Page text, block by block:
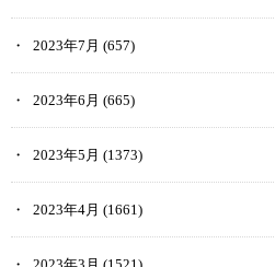
2023年7月 (657)
2023年6月 (665)
2023年5月 (1373)
2023年4月 (1661)